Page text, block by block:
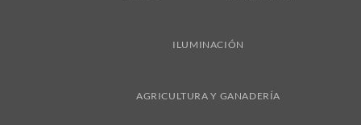
ILUMINACIÓN
AGRICULTURA Y GANADERÍA